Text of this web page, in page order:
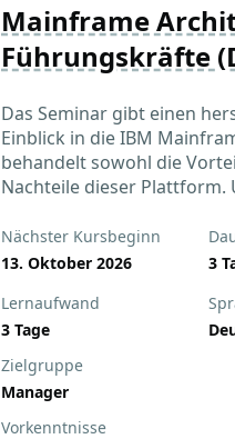
Mainframe
Führungskräfte
Das Seminar gibt einen
Einblick in die IBM
behandelt sowohl die
Nachteile dieser Plattform.
diesem Seminar bewusst
IBM ein.
Nächster Kursbeginn
13. Oktober 2026
3
Lernaufwand
3 Tage
Zielgruppe
Manager
Vorkenntnisse